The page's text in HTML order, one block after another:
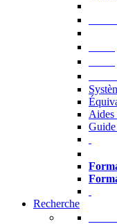
Aides
Recherche